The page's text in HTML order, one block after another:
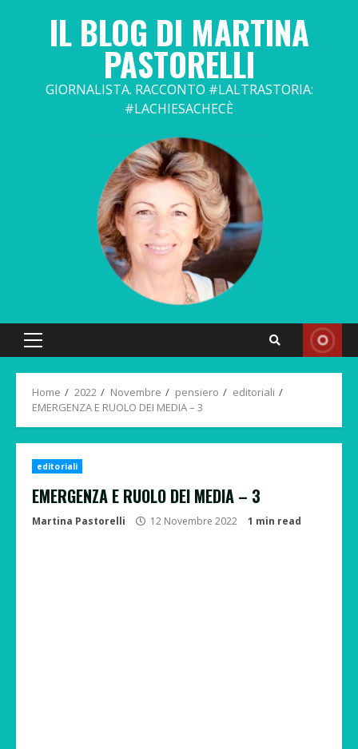
IL BLOG DI MARTINA
PASTORELLI
GIORNALISTA. RACCONTO #LALTRASTORIA:
#LACHIESACHECÈ
Primary
Home 2022 Novembre pensiero
editoriali
EMERGENZA E RUOLO DEI MEDIA – 3
editoriali
EMERGENZA E RUOLO DEI MEDIA – 3
Martina Pastorelli 12 Novembre 2022 1 min read